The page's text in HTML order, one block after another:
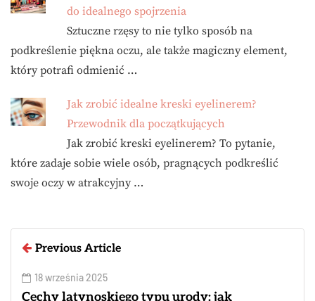
do idealnego spojrzenia
Sztuczne rzęsy to nie tylko sposób na
podkreślenie piękna oczu, ale także magiczny element,
który potrafi odmienić …
Jak zrobić idealne kreski eyelinerem?
Przewodnik dla początkujących
Jak zrobić kreski eyelinerem? To pytanie,
które zadaje sobie wiele osób, pragnących podkreślić
swoje oczy w atrakcyjny …
Previous Article
18 września 2025
Cechy latynoskiego typu urody: jak